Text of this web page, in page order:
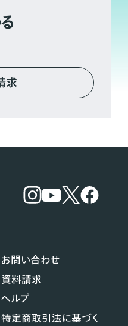
求
お問い合わせ
資料請求
ヘルプ
特定商取引法に基づく